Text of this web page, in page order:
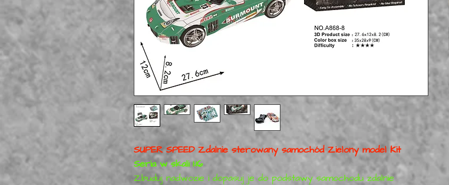
SUPER SPEED Zdalnie sterowany samochód Zielony model Kit
Seria w skali 1:16
Zbuduj nadwozie i dopasuj je do podstawy samochodu zdalnie